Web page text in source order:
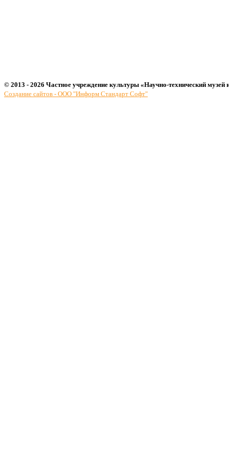
© 2013 - 2026 Частное учреждение культуры «Научно-технический музей
Создание сайтов - ООО "Информ Стандарт Софт"